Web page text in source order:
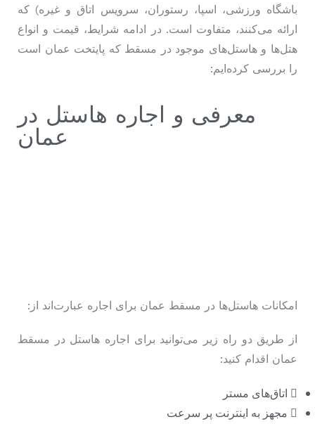
باشگاه ورزشی، اسپا، رستوران، سرویس اتاق و غیره) که
ارائه می‌کنند، متفاوت است. در ادامه شرایط، قیمت و انواع
هتل‌ها و هاستل‌های موجود در مسقط که پایتخت عمان است
را بررسی کرده‌ایم:
معرفی و اجاره هاستل در
عمان
امکانات هاستل‌ها در مسقط عمان برای اجاره عبارت‌اند از:
از طریق دو راه زیر می‌توانید برای اجاره هاستل در مسقط
عمان اقدام کنید:
اتاق‌های مستر
مجهز به اینترنت پر سرعت